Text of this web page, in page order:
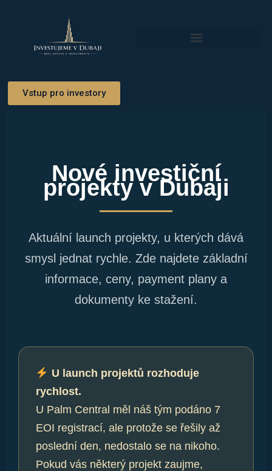
Vstup pro investory
Nové investiční
projekty v Dubaji
Aktuální launch projekty, u kterých dává
smysl jednat rychle. Zde najdete základní
informace, ceny, payment plany a
dokumenty ke stažení.
U launch projektů rozhoduje
rychlost.
U Palm Central měl náš tým podáno 7
EOI registrací, ale protože se řešily až
poslední den, nedostalo se na nikoho.
Pokud vás některý projekt zaujme,